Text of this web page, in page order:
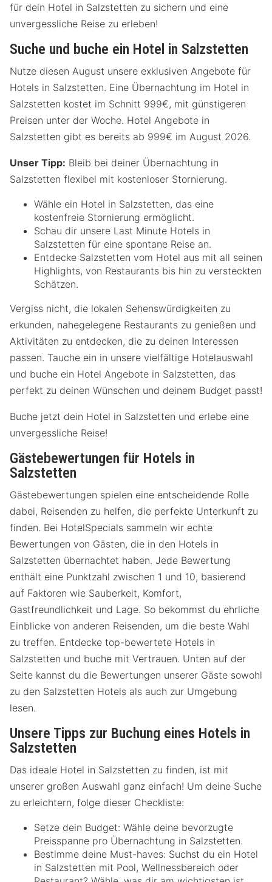
für dein Hotel in Salzstetten zu sichern und eine
unvergessliche Reise zu erleben!
Suche und buche ein Hotel in Salzstetten
Nutze diesen August unsere exklusiven Angebote für
Hotels in Salzstetten. Eine Übernachtung im Hotel in
Salzstetten kostet im Schnitt 999€, mit günstigeren
Preisen unter der Woche. Hotel Angebote in
Salzstetten gibt es bereits ab 999€ im August 2026.
Unser Tipp: Bleib bei deiner Übernachtung in
Salzstetten flexibel mit kostenloser Stornierung.
Wähle ein Hotel in Salzstetten, das eine
kostenfreie Stornierung ermöglicht.
Schau dir unsere Last Minute Hotels in
Salzstetten für eine spontane Reise an.
Entdecke Salzstetten vom Hotel aus mit all seinen
Highlights, von Restaurants bis hin zu versteckten
Schätzen.
Vergiss nicht, die lokalen Sehenswürdigkeiten zu
erkunden, nahegelegene Restaurants zu genießen und
Aktivitäten zu entdecken, die zu deinen Interessen
passen. Tauche ein in unsere vielfältige Hotelauswahl
und buche ein Hotel Angebote in Salzstetten, das
perfekt zu deinen Wünschen und deinem Budget passt!
Buche jetzt dein Hotel in Salzstetten und erlebe eine
unvergessliche Reise!
Gästebewertungen für Hotels in
Salzstetten
Gästebewertungen spielen eine entscheidende Rolle
dabei, Reisenden zu helfen, die perfekte Unterkunft zu
finden. Bei HotelSpecials sammeln wir echte
Bewertungen von Gästen, die in den Hotels in
Salzstetten übernachtet haben. Jede Bewertung
enthält eine Punktzahl zwischen 1 und 10, basierend
auf Faktoren wie Sauberkeit, Komfort,
Gastfreundlichkeit und Lage. So bekommst du ehrliche
Einblicke von anderen Reisenden, um die beste Wahl
zu treffen. Entdecke top-bewertete Hotels in
Salzstetten und buche mit Vertrauen. Unten auf der
Seite kannst du die Bewertungen unserer Gäste sowohl
zu den Salzstetten Hotels als auch zur Umgebung
lesen.
Unsere Tipps zur Buchung eines Hotels in
Salzstetten
Das ideale Hotel in Salzstetten zu finden, ist mit
unserer großen Auswahl ganz einfach! Um deine Suche
zu erleichtern, folge dieser Checkliste:
Setze dein Budget: Wähle deine bevorzugte
Preisspanne pro Übernachtung in Salzstetten.
Bestimme deine Must-haves: Suchst du ein Hotel
in Salzstetten mit Pool, Wellnessbereich oder